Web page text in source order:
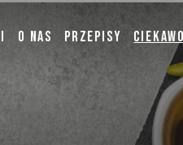
O nas Przepisy